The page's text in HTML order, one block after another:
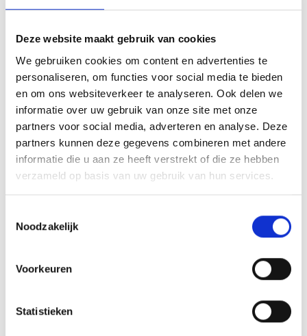
Deze website maakt gebruik van cookies
We gebruiken cookies om content en advertenties te
personaliseren, om functies voor social media te bieden
en om ons websiteverkeer te analyseren. Ook delen we
informatie over uw gebruik van onze site met onze
partners voor social media, adverteren en analyse. Deze
partners kunnen deze gegevens combineren met andere
informatie die u aan ze heeft verstrekt of die ze hebben
verzameld op basis van uw gebruik van hun services.
Noodzakelijk
Voorkeuren
Statistieken
Hoe Boekenmakers
helpt met
jubileumboeken